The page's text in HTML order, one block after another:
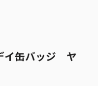
イ缶バッジ ヤ